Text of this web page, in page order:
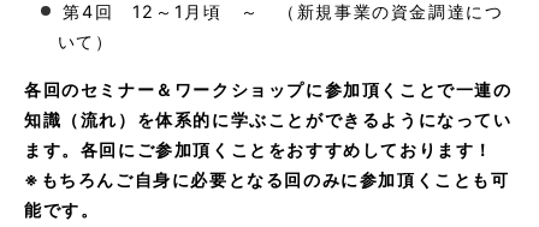
第4回 12～1月頃 ～ （新規事業の資金調達につ
いて）
各回のセミナー＆ワークショップに参加頂くことで一連の
知識（流れ）を体系的に学ぶことができるようになってい
ます。各回にご参加頂くことをおすすめしております！
※もちろんご自身に必要となる回のみに参加頂くことも可
能です。